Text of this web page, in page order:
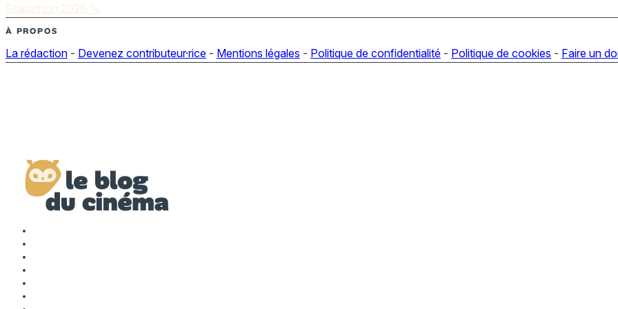
Stabathon 2026 🔪
À PROPOS
La rédaction - Devenez contributeur·rice - Mentions légales - Politique de confidentialité - Politique de cookies - Faire un